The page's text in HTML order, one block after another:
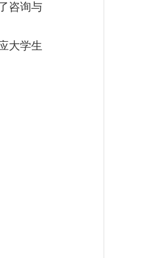
咨询与
大学生